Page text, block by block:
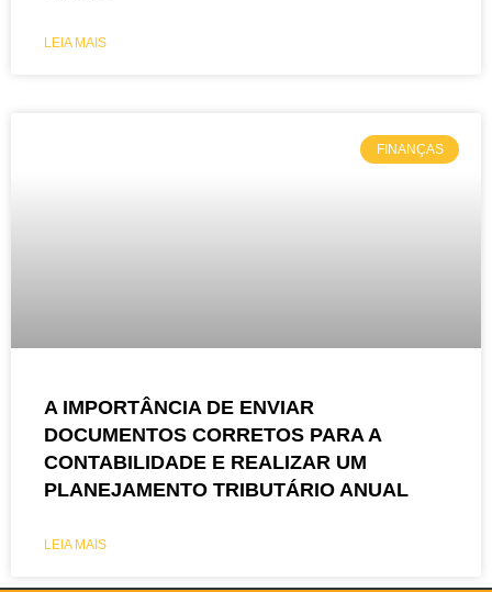
LEIA MAIS
FINANÇAS
A IMPORTÂNCIA DE ENVIAR
DOCUMENTOS CORRETOS PARA A
CONTABILIDADE E REALIZAR UM
PLANEJAMENTO TRIBUTÁRIO ANUAL
LEIA MAIS